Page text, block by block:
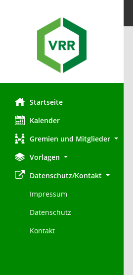
Startseite
Kalender
Gremien und Mitglieder
Vorlagen
Datenschutz/Kontakt
Impressum
Datenschutz
Kontakt